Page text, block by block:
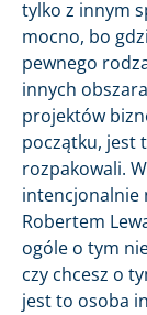
tylko z innym
mocno, bo
pewnego
innych
projektów
początku, jest
rozpakowali.
intencjonalnie
Robertem
ogóle o tym
czy chcesz o
jest to osoba